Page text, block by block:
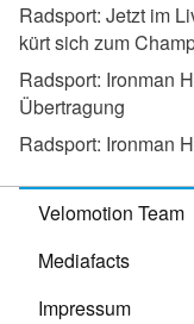
Radsport: Jetzt im
kürt sich zum
Radsport: Ironman
Übertragung
Radsport: Ironman
Velomotion Team
Mediafacts
Impressum